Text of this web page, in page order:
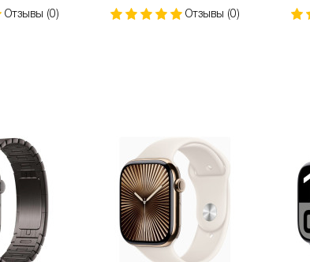
Отзывы (0) Отзывы (0)